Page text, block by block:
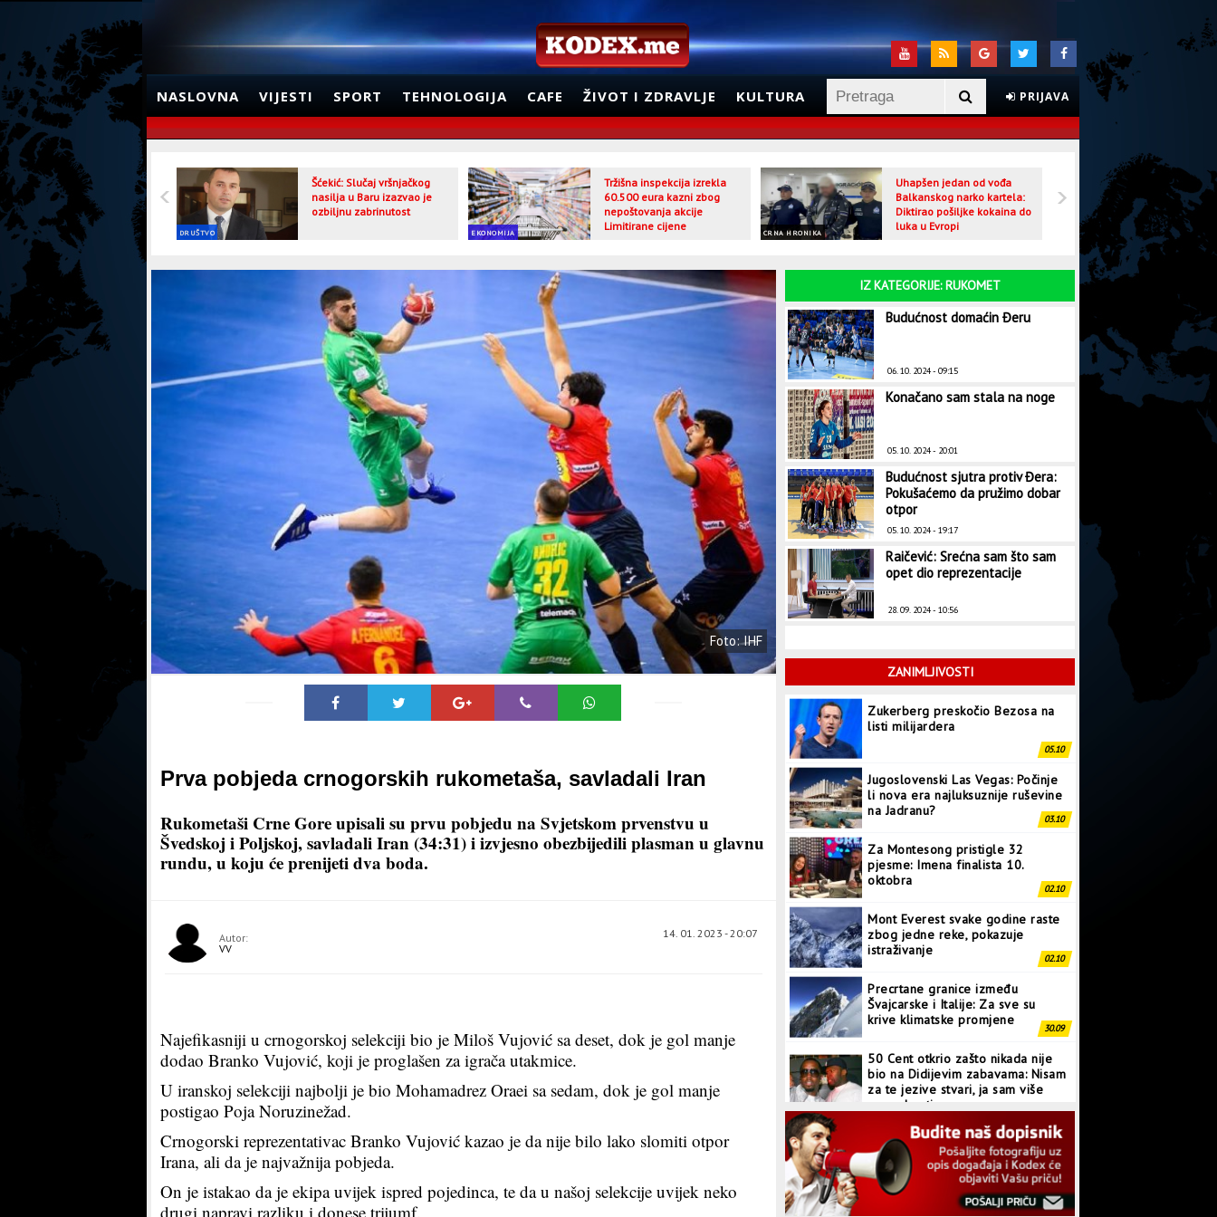
NASLOVNA VIJESTI SPORT TEHNOLOGIJA CAFE ŽIVOT I ZDRAVLJE KULTURA PRIJAVA
DRUŠTVO
Šćekić: Slučaj vršnjačkog
nasilja u Baru izazvao je
ozbiljnu zabrinutost
EKONOMIJA
Tržišna inspekcija izrekla
60.500 eura kazni zbog
nepoštovanja akcije
Limitirane cijene
CRNA HRONIKA
Uhapšen jedan od vođa
Balkanskog narko kartela:
Diktirao pošiljke kokaina do
luka u Evropi
CRNA HRONIKA
Foto: IHF
Prva pobjeda crnogorskih rukometaša, savladali Iran
Rukometaši Crne Gore upisali su prvu pobjedu na Svjetskom prvenstvu u
Švedskoj i Poljskoj, savladali Iran (34:31) i izvjesno obezbijedili plasman u glavnu
rundu, u koju će prenijeti dva boda.
14. 01. 2023 - 20:07
Autor:
VV
Najefikasniji u crnogorskoj selekciji bio je Miloš Vujović sa deset, dok je gol manje
dodao Branko Vujović, koji je proglašen za igrača utakmice.
U iranskoj selekciji najbolji je bio Mohamadrez Oraei sa sedam, dok je gol manje
postigao Poja Noruzinežad.
Crnogorski reprezentativac Branko Vujović kazao je da nije bilo lako slomiti otpor
Irana, ali da je najvažnija pobjeda.
On je istakao da je ekipa uvijek ispred pojedinca, te da u našoj selekcije uvijek neko
drugi napravi razliku i donese trijumf.
IZ KATEGORIJE: RUKOMET
Budućnost domaćin Đeru
06. 10. 2024 - 09:15
Konačano sam stala na noge
05. 10. 2024 - 20:01
Budućnost sjutra protiv Đera:
Pokušaćemo da pružimo dobar
otpor
05. 10. 2024 - 19:17
Raičević: Srećna sam što sam
opet dio reprezentacije
28. 09. 2024 - 10:56
ZANIMLJIVOSTI
Zukerberg preskočio Bezosa na
listi milijardera
05.10
Jugoslovenski Las Vegas: Počinje
li nova era najluksuznije ruševine
na Jadranu?
03.10
Za Montesong pristigle 32
pjesme: Imena finalista 10.
oktobra
02.10
Mont Everest svake godine raste
zbog jedne reke, pokazuje
istraživanje
02.10
Precrtane granice između
Švajcarske i Italije: Za sve su
krive klimatske promjene
30.09
50 Cent otkrio zašto nikada nije
bio na Didijevim zabavama: Nisam
za te jezive stvari, ja sam više
normalan tip
28.09
Japanci prave superkompjuter
kakav svijet još nije vidio
27.09
Linkin Park ima novu pjesmu: